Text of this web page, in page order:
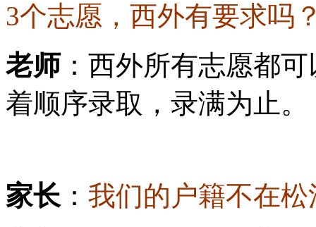
3个志愿，西外有要求吗
老师 ：西外所有志愿都
着顺序录取，录满为止。
家长 ： 我们的户籍不在